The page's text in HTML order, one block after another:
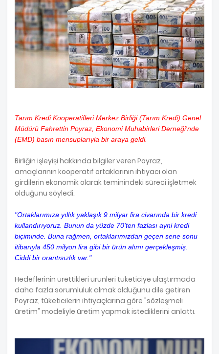
Tarım Kredi Kooperatifleri Merkez Birliği (Tarım Kredi) Genel
Müdürü Fahrettin Poyraz, Ekonomi Muhabirleri Derneği'nde
(EMD) basın mensuplarıyla bir araya geldi.
Birliğin işleyişi hakkında bilgiler veren Poyraz,
amaçlarının kooperatif ortaklarının ihtiyacı olan
girdilerin ekonomik olarak teminindeki süreci işletmek
olduğunu söyledi.
"Ortaklarımıza yıllık yaklaşık 9 milyar lira civarında bir kredi
kullandırıyoruz. Bunun da yüzde 70'ten fazlası ayni kredi
biçiminde. Buna rağmen, ortaklarımızdan geçen sene sonu
itibarıyla 450 milyon lira gibi bir ürün alımı gerçekleşmiş.
Ciddi bir orantısızlık var."
Hedeflerinin ürettikleri ürünleri tüketiciye ulaştırmada
daha fazla sorumluluk almak olduğunu dile getiren
Poyraz, tüketicilerin ihtiyaçlarına göre "sözleşmeli
üretim" modeliyle üretim yapmak istediklerini anlattı.